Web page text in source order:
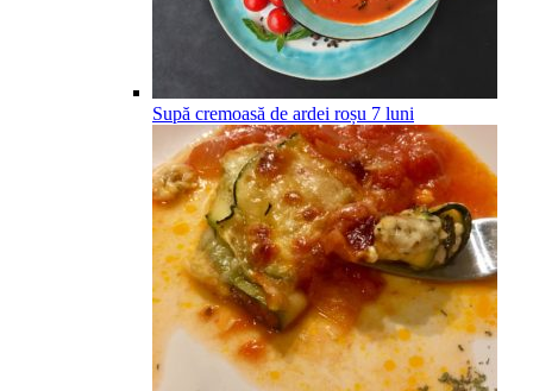
Supă cremoasă de ardei roșu 7 luni